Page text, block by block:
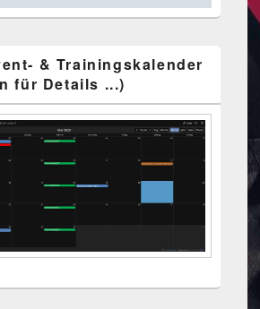
& Trainingskalender
für Details ...)